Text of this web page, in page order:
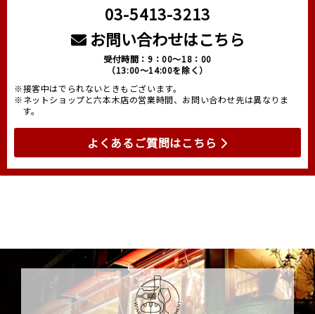
03-5413-3213
お問い合わせはこちら
受付時間：9：00～18：00
（13:00～14:00を除く）
※接客中はでられないときもございます。
※ネットショップと六本木店の営業時間、お問い合わせ先は異なりま
す。
よくあるご質問はこちら